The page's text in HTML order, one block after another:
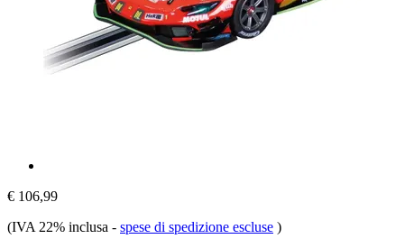
€ 106,99
(IVA 22% inclusa - spese di spedizione escluse )